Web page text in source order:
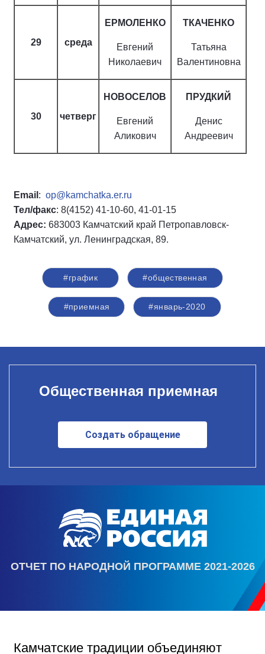
29 среда
ЕРМОЛЕНКО
Евгений
Николаевич
ТКАЧЕНКО
Татьяна
Валентиновна
30 четверг
НОВОСЕЛОВ
Евгений
Аликович
ПРУДКИЙ
Денис
Андреевич
Email : op@kamchatka.er.ru
Тел/факс: 8(4152) 41-10-60, 41-01-15
Адрес: 683003 Камчатский край Петропавловск-
Камчатский, ул. Ленинградская, 89.
#график #общественная
#приемная #январь-2020
Общественная приемная
Создать обращение
ОТЧЕТ ПО НАРОДНОЙ ПРОГРАММЕ 2021-2026
Камчатские традиции объединяют